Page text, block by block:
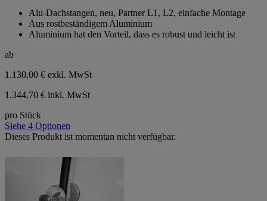
Sternen.
Alu-Dachstangen, neu, Partner L1, L2, einfache Montage
Aus rostbeständigem Aluminium
Aluminium hat den Vorteil, dass es robust und leicht ist
ab
1.130,00 € exkl. MwSt
1.344,70 € inkl. MwSt
pro Stück
Siehe 4 Optionen
Dieses Produkt ist momentan nicht verfügbar.